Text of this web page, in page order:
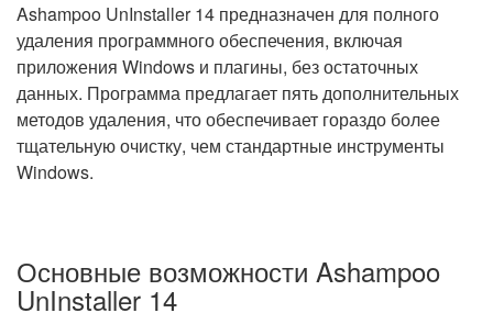
Ashampoo UnInstaller 14 предназначен для полного
удаления программного обеспечения, включая
приложения Windows и плагины, без остаточных
данных. Программа предлагает пять дополнительных
методов удаления, что обеспечивает гораздо более
тщательную очистку, чем стандартные инструменты
Windows.
Основные возможности Ashampoo
UnInstaller 14